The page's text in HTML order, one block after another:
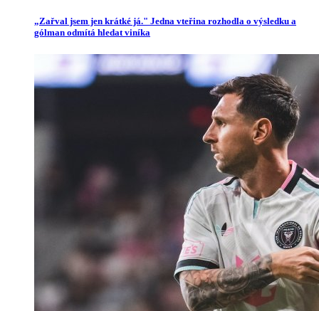
„Zařval jsem jen krátké já." Jedna vteřina rozhodla o výsledku a
gólman odmítá hledat viníka